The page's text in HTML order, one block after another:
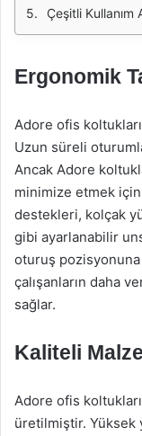
Çeşitli Kullanım
Ergonomik
Adore ofis
Uzun süreli
Ancak Adore
minimize etmek için
destekleri, kolçak
gibi ayarlanabilir
oturuş
çalışanların daha
sağlar.
Kaliteli
Adore ofis
üretilmiştir. Yüksek